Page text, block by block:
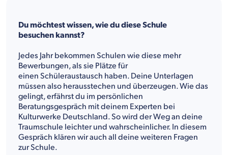
Du möchtest wissen, wie du diese Schule
besuchen kannst?
Jedes Jahr bekommen Schulen wie diese mehr
Bewerbungen, als sie Plätze für
einen Schüleraustausch haben. Deine Unterlagen
müssen also herausstechen und überzeugen. Wie das
gelingt, erfährst du im persönlichen
Beratungsgespräch mit deinem Experten bei
Kulturwerke Deutschland. So wird der Weg an deine
Traumschule leichter und wahrscheinlicher. In diesem
Gespräch klären wir auch all deine weiteren Fragen
zur Schule.